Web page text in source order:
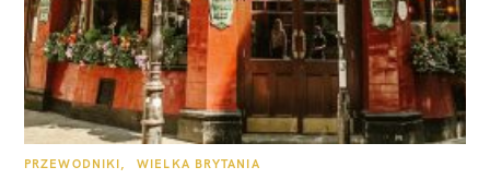
K
PRZEWODNIKI WIELKA BRYTANIA